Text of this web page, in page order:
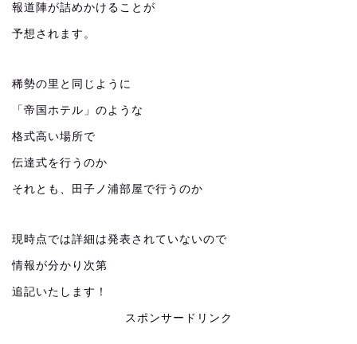
報道陣が詰めかけることが
予想されます。
稀勢の里と同じように
「帝国ホテル」のような
格式高い場所で
伝達式を行うのか
それとも、田子ノ浦部屋で行うのか
現時点では詳細は発表されていないので
情報が分かり次第
追記いたします！
スポンサードリンク